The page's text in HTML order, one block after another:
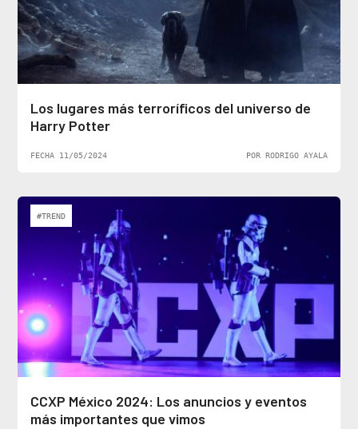
Los lugares más terroríficos del universo de
Harry Potter
FECHA 11/05/2024 POR RODRIGO AYALA
#TREND
CCXP México 2024: Los anuncios y eventos
más importantes que vimos